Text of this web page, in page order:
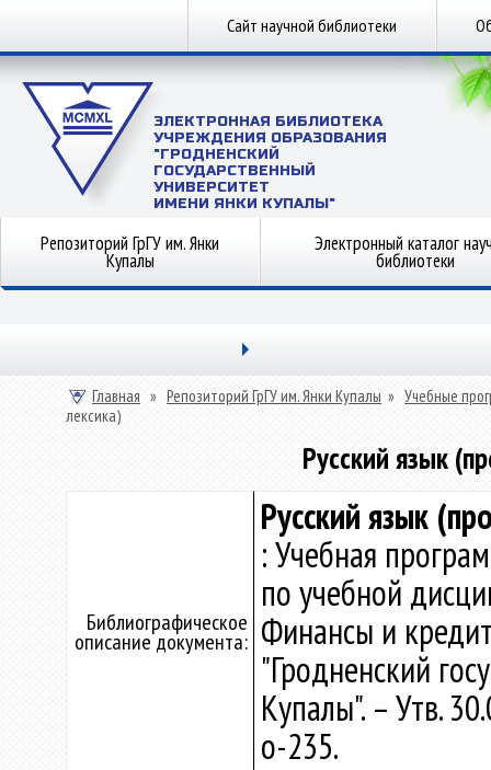
Сайт научной библиотеки
ЭЛЕКТРОННАЯ БИБЛИОТЕКА
УЧРЕЖДЕНИЯ ОБРАЗОВАНИЯ
"ГРОДНЕНСКИЙ
ГОСУДАРСТВЕННЫЙ
УНИВЕРСИТЕТ
ИМЕНИ ЯНКИ КУПАЛЫ"
Репозиторий ГрГУ им. Янки
Купалы
Электронный каталог
библиотеки
Главная » Репозиторий ГрГУ им. Янки Купалы » Учебные
лексика)
Русский язык
Библиографическое
описание документа:
Русский язык
: Учебная
по учебной
Финансы и
"Гродненский
Купалы". – Утв.
о-235.